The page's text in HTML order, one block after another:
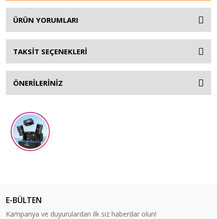
ÜRÜN YORUMLARI
TAKSİT SEÇENEKLERİ
ÖNERİLERİNİZ
E-BÜLTEN
Kampanya ve duyurulardan ilk siz haberdar olun!